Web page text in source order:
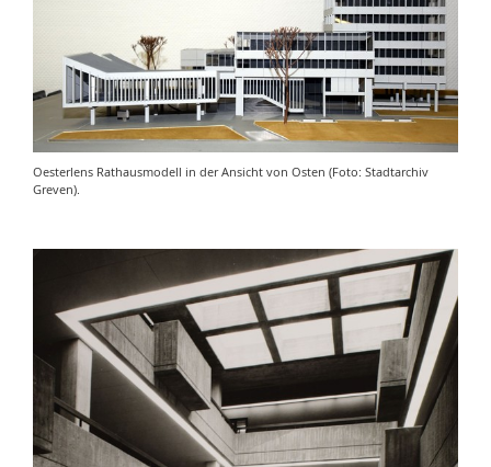
Oesterlens Rathausmodell in der Ansicht von Osten (Foto: Stadtarchiv
Greven).